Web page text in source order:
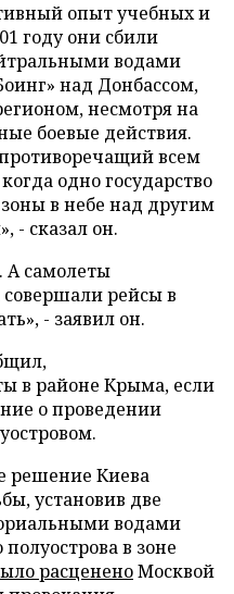
опыт учебных и
году они сбили
водами
над Донбассом,
несмотря на
боевые действия.
всем
одно государство
в небе над другим
- сказал он.
А самолеты
рейсы в
- заявил он.
в районе Крыма, если
о проведении
решение Киева
установив две
водами
в зоне
расцененоМосквой